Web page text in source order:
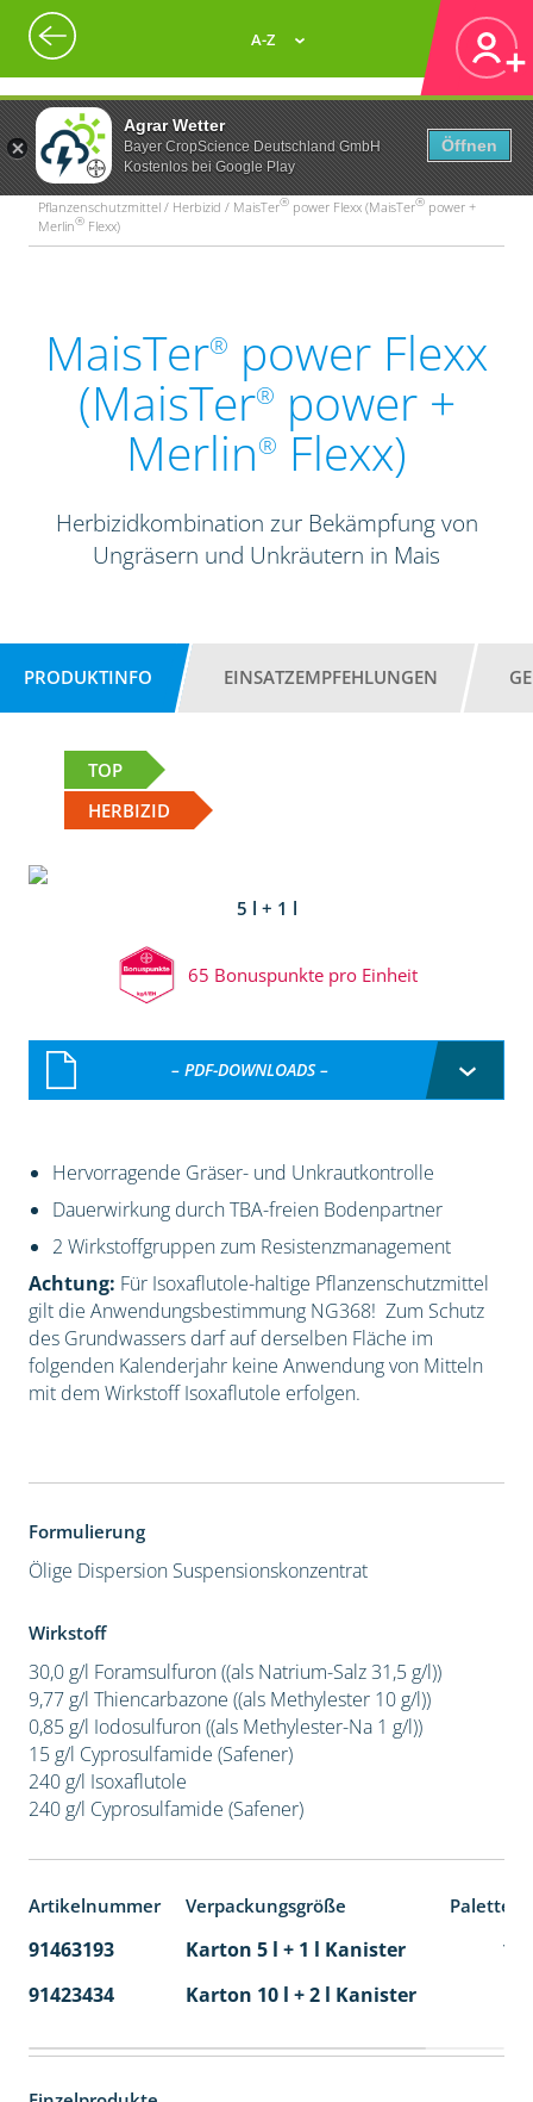
Agrar Wetter
Bayer CropScience Deutschland GmbH
Kostenlos bei Google Play
Öffnen
A-Z
Pflanzenschutzmittel / Herbizid / MaisTer® power Flexx (MaisTer® power +
Merlin® Flexx)
MaisTer® power Flexx
(MaisTer® power +
Merlin® Flexx)
Herbizidkombination zur Bekämpfung von
Ungräsern und Unkräutern in Mais
PRODUKTINFO EINSATZEMPFEHLUNGEN
TOP
HERBIZID
5 l + 1 l
65 Bonuspunkte pro Einheit
– PDF-DOWNLOADS –
Hervorragende Gräser- und Unkrautkontrolle
Dauerwirkung durch TBA-freien Bodenpartner
2 Wirkstoffgruppen zum Resistenzmanagement
Achtung: Für Isoxaflutole-haltige Pflanzenschutzmittel
gilt die Anwendungsbestimmung NG368! Zum Schutz
des Grundwassers darf auf derselben Fläche im
folgenden Kalenderjahr keine Anwendung von Mitteln
mit dem Wirkstoff Isoxaflutole erfolgen.
Formulierung
Ölige Dispersion Suspensionskonzentrat
Wirkstoff
30,0 g/l Foramsulfuron ((als Natrium-Salz 31,5 g/l))
9,77 g/l Thiencarbazone ((als Methylester 10 g/l))
0,85 g/l Iodosulfuron ((als Methylester-Na 1 g/l))
15 g/l Cyprosulfamide (Safener)
240 g/l Isoxaflutole
240 g/l Cyprosulfamide (Safener)
Artikelnummer Verpackungsgröße
91463193 Karton 5 l + 1 l Kanister
115
91423434
Karton 10 l + 2 l Kanister